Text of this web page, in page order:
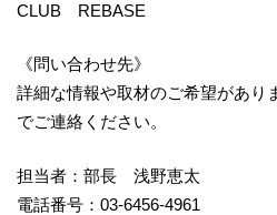
CLUB REBASE
《問い合わせ先》
詳細な情報や取材のご希望があり
でご連絡ください。
担当者：部長 浅野恵太
電話番号：03-6456-4961